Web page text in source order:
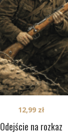
Odejście na rozkaz
12,99 zł